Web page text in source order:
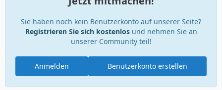
Sie haben noch kein Benutzerkonto auf unserer Seite?
Registrieren Sie sich kostenlosund nehmen Sie an
unserer Community teil!
Benutzerkonto erstellen
Anmelden